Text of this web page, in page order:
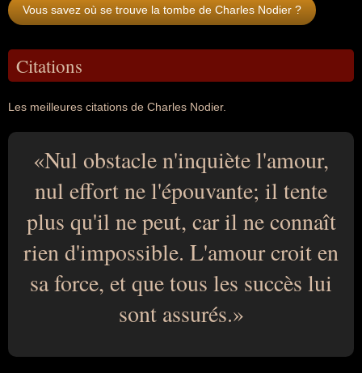
Vous savez où se trouve la tombe de Charles Nodier ?
Citations
Les meilleures citations de Charles Nodier.
Nul obstacle n'inquiète l'amour,
nul effort ne l'épouvante; il tente
plus qu'il ne peut, car il ne connaît
rien d'impossible. L'amour croit en
sa force, et que tous les succès lui
sont assurés.